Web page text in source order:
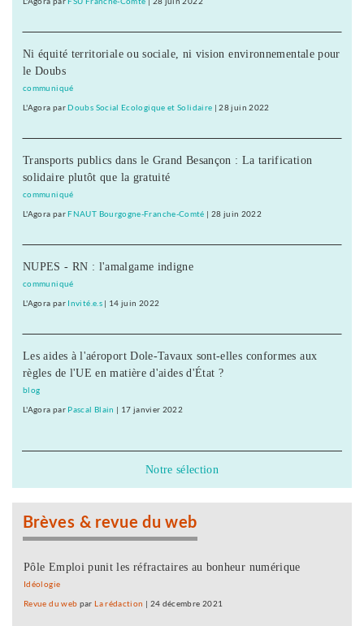
Ni équité territoriale ou sociale, ni vision environnementale pour
le Doubs
communiqué
L'Agora par Doubs Social Ecologique et Solidaire |28 juin 2022
Transports publics dans le Grand Besançon : La tarification
solidaire plutôt que la gratuité
communiqué
L'Agora par FNAUT Bourgogne-Franche-Comté 28 juin 2022
NUPES - RN : l'amalgame indigne
communiqué
L'Agora par Invité.e.s| 14 juin 2022
Les aides à l'aéroport Dole-Tavaux sont-elles conformes aux
règles de l'UE en matière d'aides d'État ?
blog
L'Agora par Pascal Blain 17 janvier 2022
Notre sélection
Brèves & revue du web
Pôle Emploi punit les réfractaires au bonheur numérique
Idéologie
Revue du web par La rédaction 24 décembre 2021